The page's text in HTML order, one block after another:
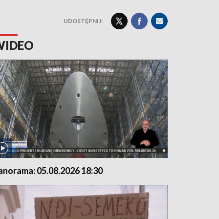
UDOSTĘPNIJ:
05.08.2026 18:30